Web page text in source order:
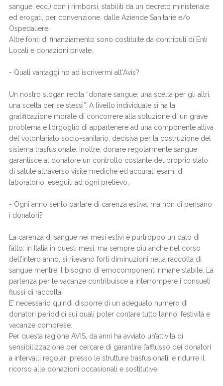
sangue, ecc.) con i rimborsi, stabiliti da un decreto ministeriale
ed erogati, per convenzione, dalle Aziende Sanitarie e/o
Ospedaliere .
Altre fonti di finanziamento sono costituite da contributi di Enti
Locali e donazioni private.
- Quali vantaggi ho ad iscrivermi all‘Avis?
Un nostro slogan recita “donare sangue: una scelta per gli altri,
una scelta per se stessi”. A livello individuale si ha la
gratificazione morale di concorrere alla soluzione di un grave
problema e l’orgoglio di appartenere ad una componente attiva
del volontariato socio-sanitario, decisiva per la costruzione del
sistema trasfusionale. Inoltre, donare regolarmente sangue
garantisce al donatore un controllo costante del proprio stato
di salute attraverso visite mediche ed accurati esami di
laboratorio, eseguiti ad ogni prelievo.
- Ogni anno sento parlare di carenza estiva, ma non ci pensano
i donatori?
La carenza di sangue nei mesi estivi è purtroppo un dato di
fatto: in Italia in questi mesi, ma sempre più anche nel corso
dell’intero anno, si rilevano forti diminuzioni nella raccolta di
sangue mentre il bisogno di emocomponenti rimane stabile. La
partenza per le vacanze contribuisce a interrompere i consueti
flussi di raccolta.
E’ necessario quindi disporre di un adeguato numero di
donatori periodici sui quali poter contare tutto l’anno, festività e
vacanze comprese.
Per questa ragione AVIS, da anni ha avviato un’attività di
sensibilizzazione per cercare di garantire l’afflusso dei donatori
a intervalli regolari presso le strutture trasfusionali, e ridurre il
ricorso alle donazioni occasionali e sostitutive.